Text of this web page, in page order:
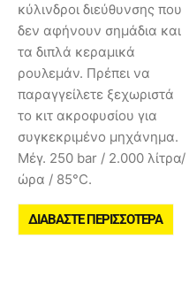
κύλινδροι διεύθυνσης που
δεν αφήνουν σημάδια και
τα διπλά κεραμικά
ρουλεμάν. Πρέπει να
παραγγείλετε ξεχωριστά
το κιτ ακροφυσίου για
συγκεκριμένο μηχάνημα.
Μέγ. 250 bar / 2.000 λίτρα/
ώρα / 85°C.
ΔΙΑΒΆΣΤΕ ΠΕΡΙΣΣΌΤΕΡΑ